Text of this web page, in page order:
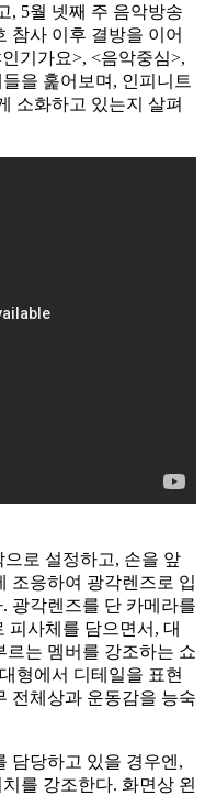
, 5월 넷째 주 음악방송
참사 이후 결방을 이어
기가요>, <음악중심>,
들을 훑어보며, 인피니트
소화하고 있는지 살펴
로 설정하고, 손을 앞
조응하여 광각렌즈로 입
광각렌즈를 단 카메라를
피사체를 담으면서, 대
르는 멤버를 강조하는 쇼
형에서 디테일을 표현
전체상과 운동감을 능숙
담당하고 있을 경우엔,
를 강조한다. 화면상 왼